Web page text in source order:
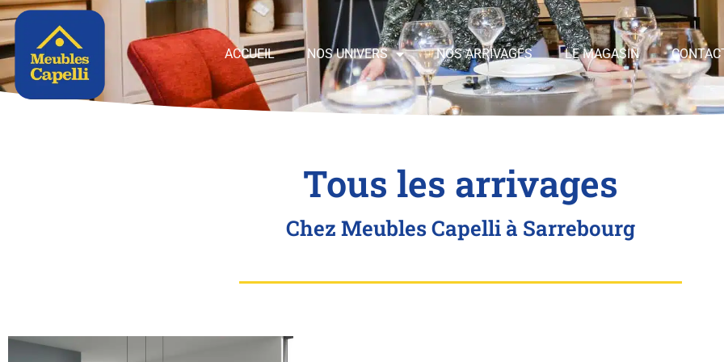
ACCUEIL NOS UNIVERS NOS ARRIVAGES LE MAGASIN
Tous les arrivages
Chez Meubles Capelli à Sarrebourg
Panneau de gestion des cookies